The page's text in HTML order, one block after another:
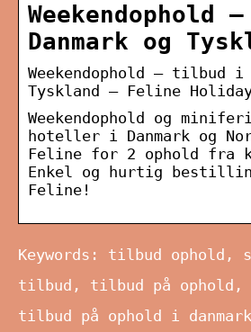
Danmark og
Weekendophold – tilbud i
Tyskland – Feline
Weekendophold og
hoteller i Danmark og
Feline for 2 ophold fra
Enkel og hurtig
Feline!
Keywords: tilbud ophold,
tilbud, tilbud på ophold,
tilbud på ophold i danmark